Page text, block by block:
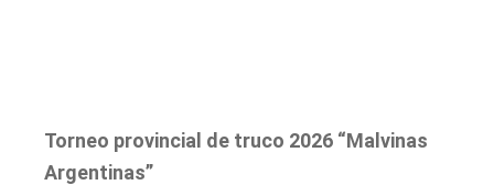
Torneo provincial de truco 2026 “Malvinas
Argentinas”